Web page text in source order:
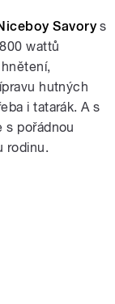
Savorys
wattů
hutných
i tatarák. A s
s pořádnou
rodinu.